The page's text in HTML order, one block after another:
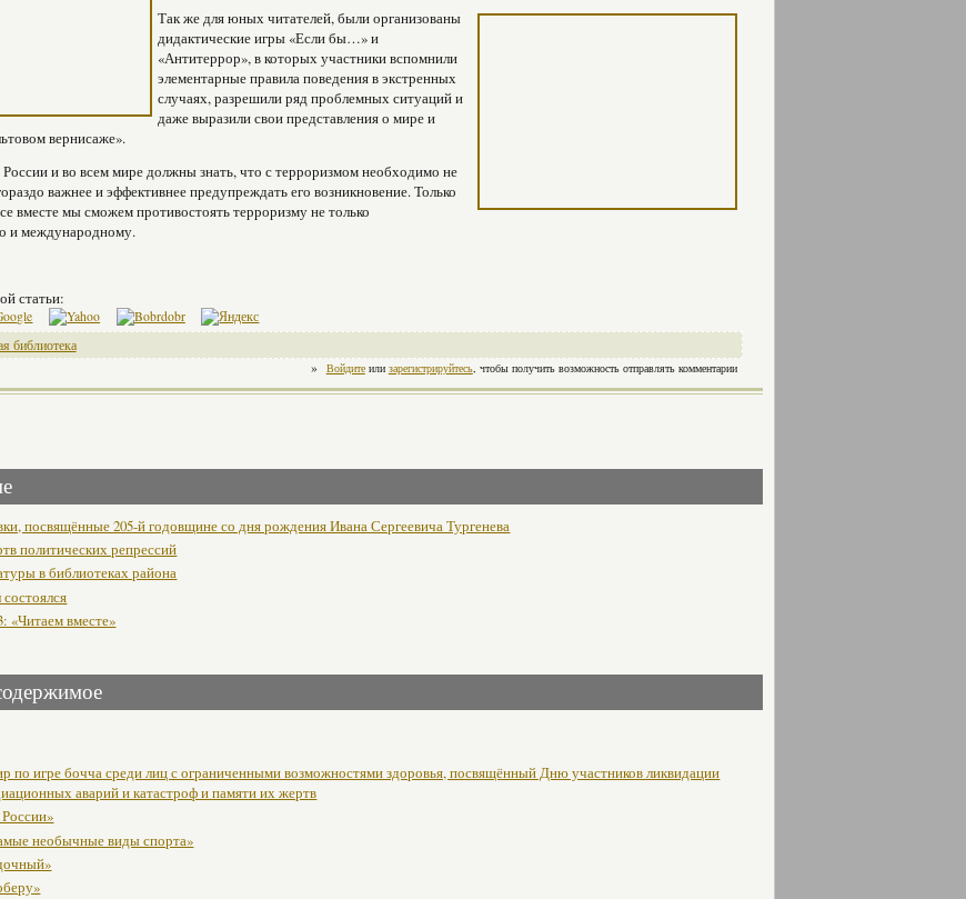
Так же для юных читателей, были организованы
дидактические игры «Если бы…» и
«Антитеррор», в которых участники вспомнили
элементарные правила поведения в экстренных
случаях, разрешили ряд проблемных ситуаций и
даже выразили свои представления о мире и
вернисаже».
и во всем мире должны знать, что с терроризмом необходимо не
важнее и эффективнее предупреждать его возникновение. Только
вместе мы сможем противостоять терроризму не только
и международному.
статьи:
библиотека
»
Войдитеили зарегистрируйтесь, чтобы получить возможность отправлять комментарии
посвящённые 205-й годовщине со дня рождения Ивана Сергеевича Тургенева
политических репрессий
в библиотеках района
«Читаем вместе»
по игре бочча среди лиц с ограниченными возможностями здоровья, посвящённый Дню участников ликвидации
аварий и катастроф и памяти их жертв
необычные виды спорта»